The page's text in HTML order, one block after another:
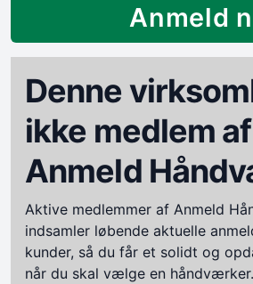
Anmeld
Denne
ikke medlem af
Anmeld
Aktive medlemmer af Anmeld
indsamler løbende aktuelle
kunder, så du får et solidt og
når du skal vælge en håndværker.